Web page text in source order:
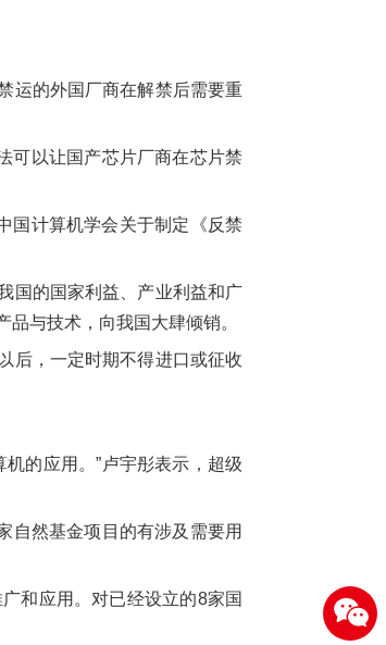
运的外国厂商在解禁后需要重
可以让国产芯片厂商在芯片禁
国计算机学会关于制定《反禁
国的国家利益、产业利益和广
与技术，向我国大肆倾销。
后，一定时期不得进口或征收
的应用。”卢宇彤表示，超级
自然基金项目的有涉及需要用
和应用。对已经设立的8家国